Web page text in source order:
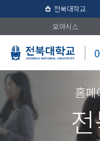
전북대학교
오아시스
홈페